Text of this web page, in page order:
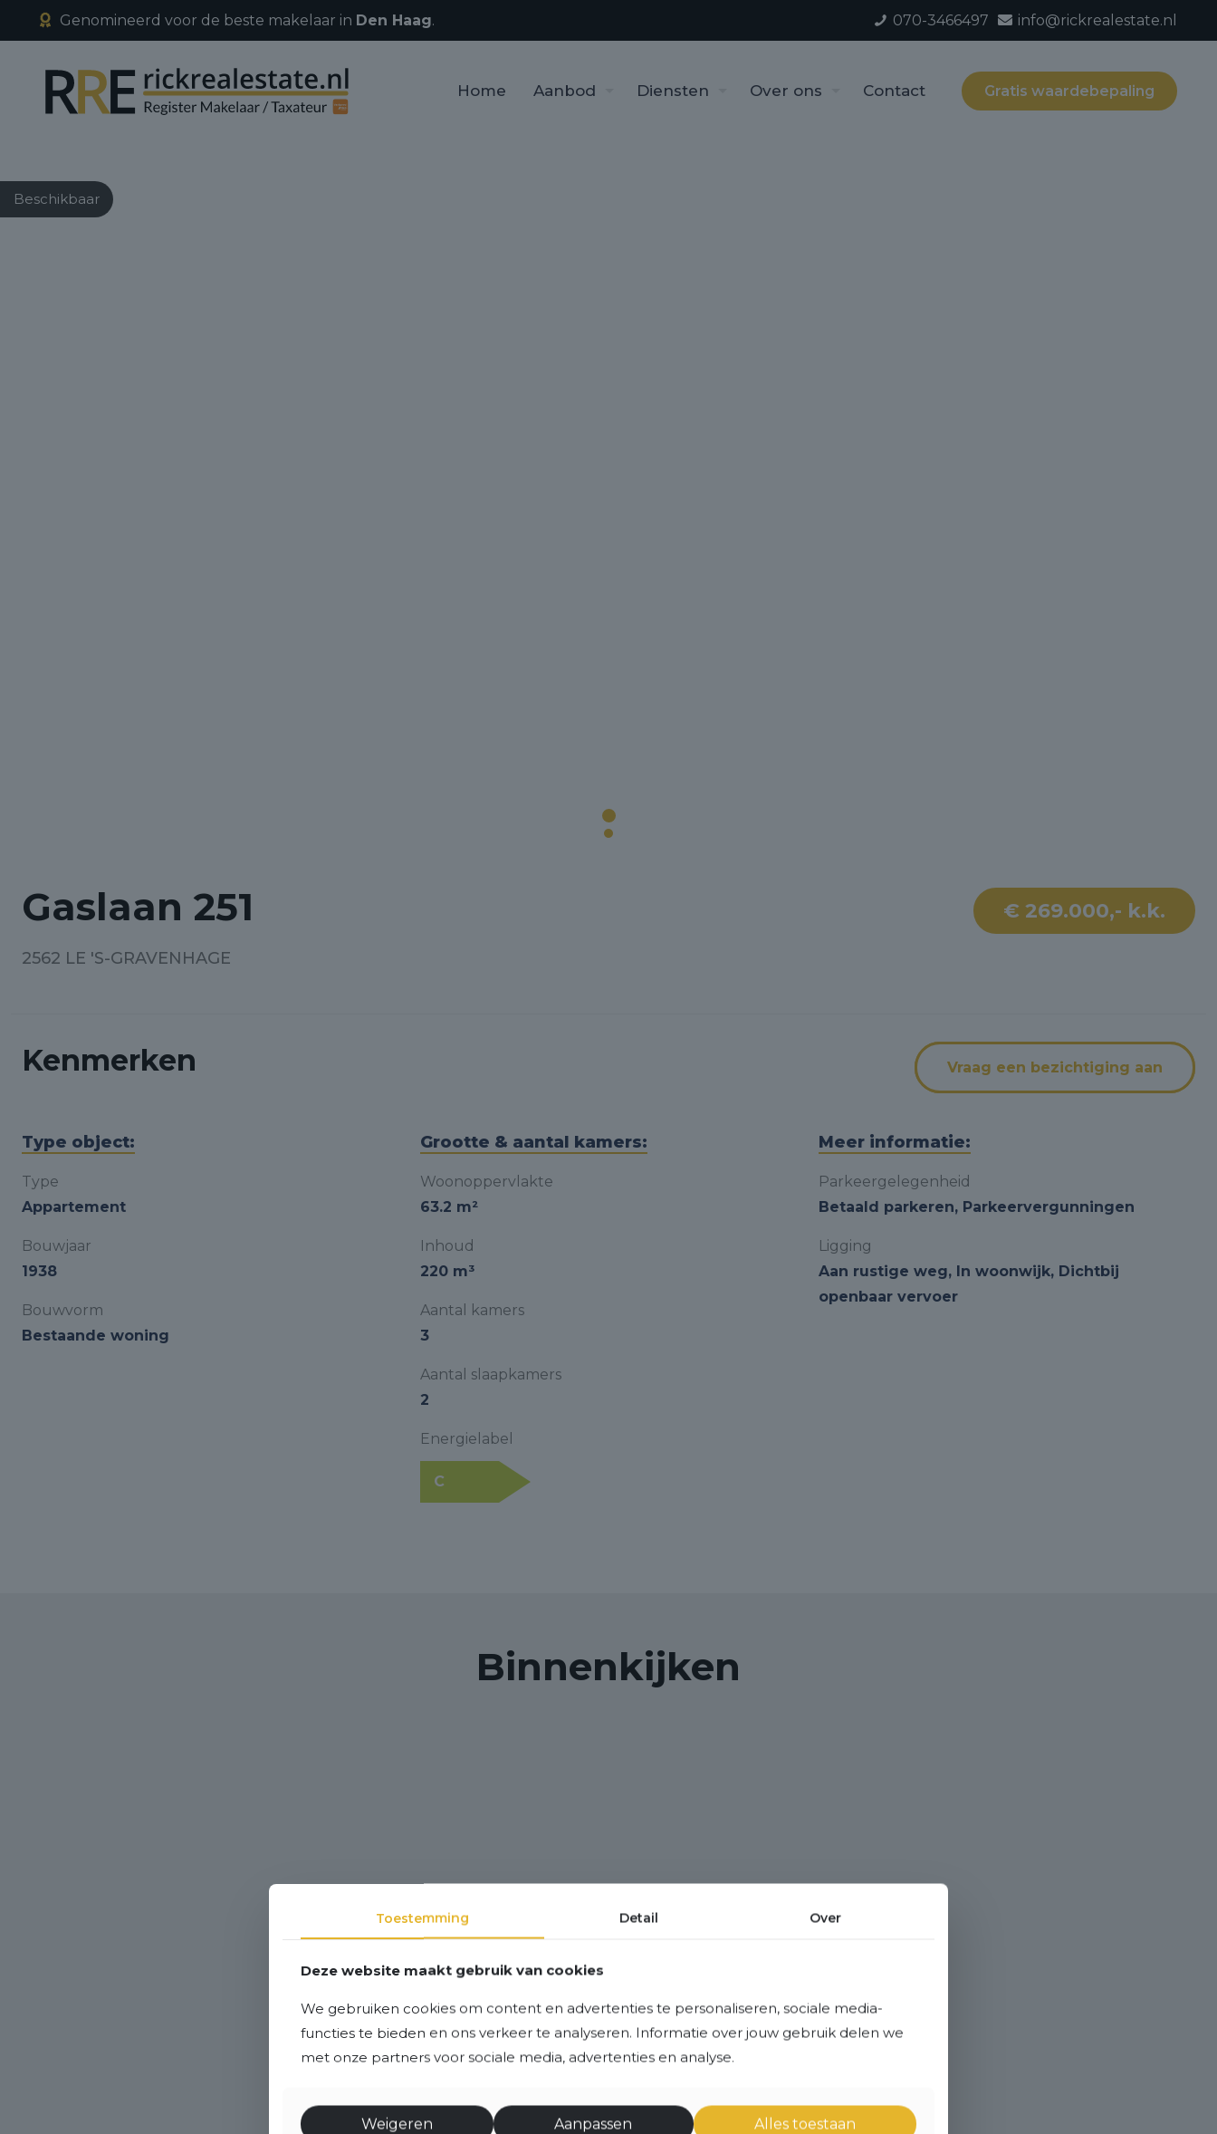
Genomineerd voor de beste makelaar in Den Haag. 070-3466497 info@rickrealestate.nl
Home Aanbod Diensten Over ons Contact Gratis waardebepaling
Beschikbaar
Gaslaan 251
2562 LE 'S-GRAVENHAGE
€ 269.000,- k.k.
Kenmerken Vraag een bezichtiging aan
Type object:
Type
Appartement
Bouwjaar
1938
Bouwvorm
Bestaande woning
Grootte & aantal kamers:
Woonoppervlakte
63.2 m²
Inhoud
220 m³
Aantal kamers
3
Aantal slaapkamers
2
Energielabel
C
Meer informatie:
Parkeergelegenheid
Betaald parkeren, Parkeervergunningen
Ligging
Aan rustige weg, In woonwijk, Dichtbij
openbaar vervoer
Binnenkijken
Toestemming Detail Over
Deze website maakt gebruik van cookies
We gebruiken cookies om content en advertenties te personaliseren, sociale media-
functies te bieden en ons verkeer te analyseren. Informatie over jouw gebruik delen we
met onze partners voor sociale media, advertenties en analyse.
Weigeren Aanpassen Alles toestaan